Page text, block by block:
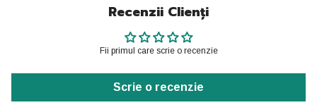
Recenzii Clienți
Fii primul care scrie o recenzie
Scrie o recenzie